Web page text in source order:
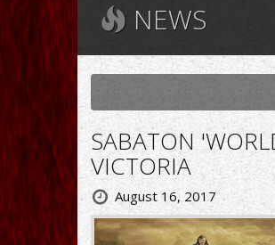
NEWS
SABATON
VICTORIA
August 16, 2017